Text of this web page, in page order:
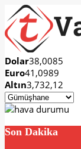
Dolar38,0085
Euro41,0989
Altın3,732,12
Son Dakika